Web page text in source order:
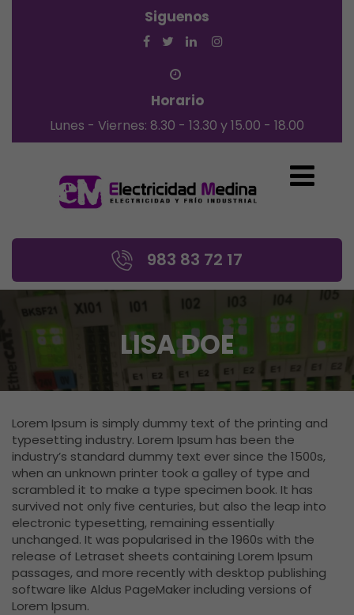
Siguenos
Horario
Lunes - Viernes: 8.30 - 13.30 y 15.00 - 18.00
983 83 72 17
LISA DOE
Lorem Ipsum is simply dummy text of the printing and
typesetting industry. Lorem Ipsum has been the
industry’s standard dummy text ever since the 1500s,
when an unknown printer took a galley of type and
scrambled it to make a type specimen book. It has
survived not only five centuries, but also the leap into
electronic typesetting, remaining essentially
unchanged. It was popularised in the 1960s with the
release of Letraset sheets containing Lorem Ipsum
passages, and more recently with desktop publishing
software like Aldus PageMaker including versions of
Lorem Ipsum.